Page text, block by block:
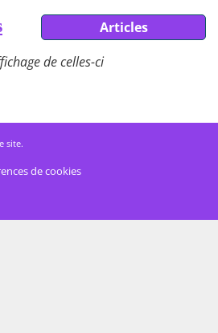
Articles
de celles-ci
site.
de cookies